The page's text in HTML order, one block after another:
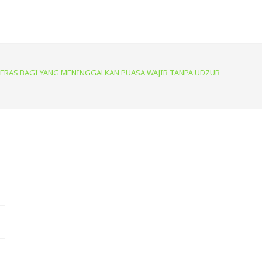
BAGI YANG MENINGGALKAN PUASA WAJIB TANPA UDZUR